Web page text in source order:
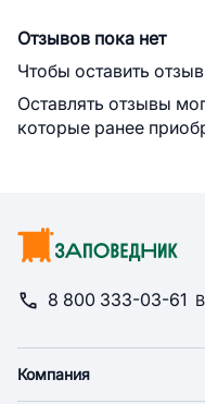
Отзывов пока нет
Чтобы оставить
Оставлять отзывы
которые ранее
8 800 333-03-61
Компания